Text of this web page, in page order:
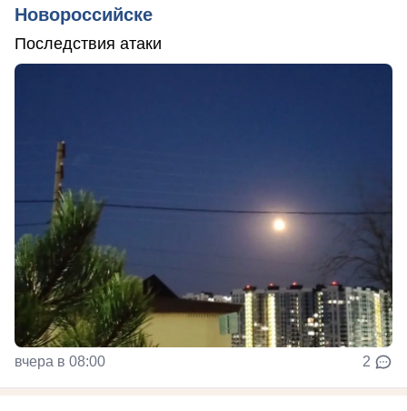
Новороссийске
Последствия атаки
вчера в 08:00 2